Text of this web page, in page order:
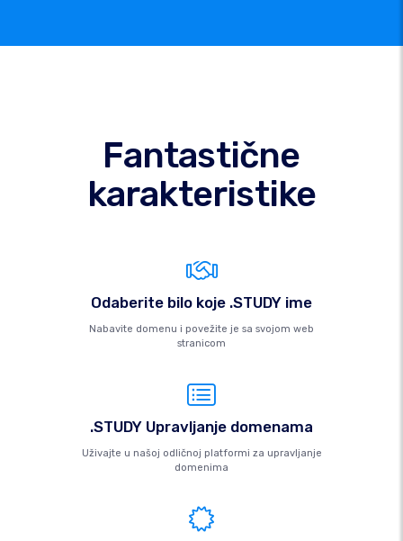
Fantastične
karakteristike
Odaberite bilo koje .STUDY ime
Nabavite domenu i povežite je sa svojom web
stranicom
.STUDY Upravljanje domenama
Uživajte u našoj odličnoj platformi za upravljanje
domenima